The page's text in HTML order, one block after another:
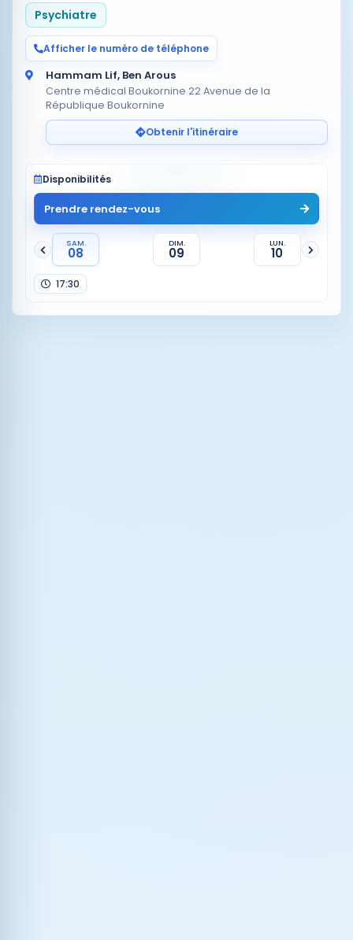
Psychiatre
Afficher le numéro de téléphone
Hammam Lif, Ben Arous
Centre médical Boukornine 22 Avenue de la
République Boukornine
Obtenir l'itinéraire
Disponibilités
Prendre rendez-vous
SAM.
08
DIM.
09
LUN.
10
17:30